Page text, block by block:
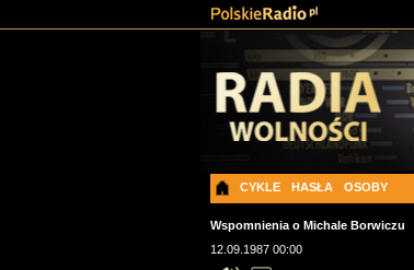
CYKLE HASŁA OSOBY
Wspomnienia o Michale Borwiczu
12.09.1987 00:00